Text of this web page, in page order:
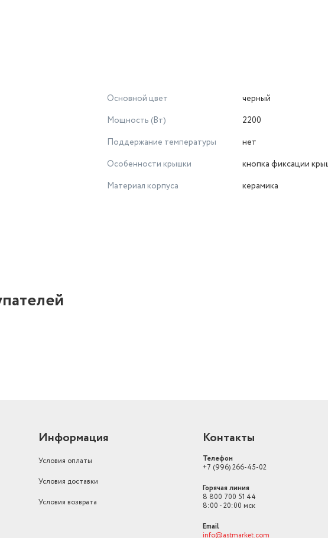
Основной цвет
черный
Мощность (Вт)
2200
Поддержание температуры
нет
Особенности крышки
кнопка фиксации
Материал корпуса
керамика
Информация
Условия оплаты
Условия доставки
Условия возврата
Контакты
Телефон
+7 (996) 266-45-02
Горячая линия
8 800 700 51 44
8:00 - 20:00 мск
Email
info@astmarket.com